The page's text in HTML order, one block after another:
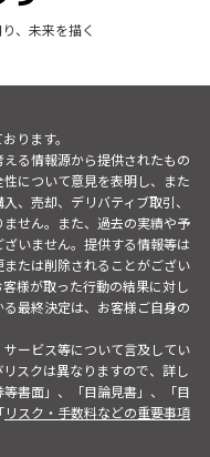
、未来を描く
ります。
る情報源から提供されたもの
について意見を表明し、また
、売却、デリバティブ取引、
せん。また、過去の実績や予
いません。提供する情報等は
たは削除されることがござい
様が取った行動の結果に対し
最終決定は、お客様ご自身の
ービス等について言及してい
スクは異なりますので、詳し
書面」、「目論見書」、「目
リスク・手数料などの重要事項